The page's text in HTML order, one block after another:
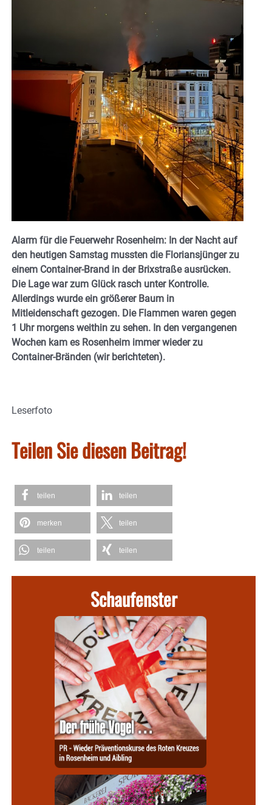
Alarm für die Feuerwehr Rosenheim: In der Nacht auf
den heutigen Samstag mussten die Floriansjünger zu
einem Container-Brand in der Brixstraße ausrücken.
Die Lage war zum Glück rasch unter Kontrolle.
Allerdings wurde ein größerer Baum in
Mitleidenschaft gezogen. Die Flammen waren gegen
1 Uhr morgens weithin zu sehen. In den vergangenen
Wochen kam es Rosenheim immer wieder zu
Container-Bränden (wir berichteten).
Leserfoto
Teilen Sie diesen Beitrag!
teilen teilen
merken teilen
teilen teilen
Schaufenster